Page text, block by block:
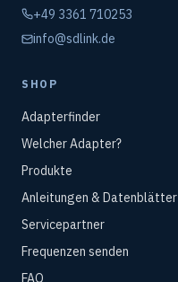
+49 3361 710253
info@sdlink.de
SHOP
Adapterfinder
Welcher Adapter?
Produkte
Anleitungen & Datenblätter
Servicepartner
Frequenzen senden
FAQ